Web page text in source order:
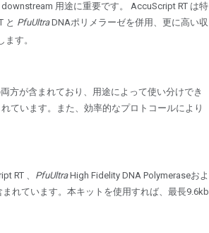
用途に重要です。 AccuScript RT は特
と PfuUltraDNAポリメラーゼを併用、更に高い収
す。
方が含まれており、用途によって使い分けでき
ています。また、効率的なプロトコールにより
RT 、 PfuUltraHigh Fidelity DNA Polymeraseおよ
れています。本キットを使用すれば、最長9.6kb